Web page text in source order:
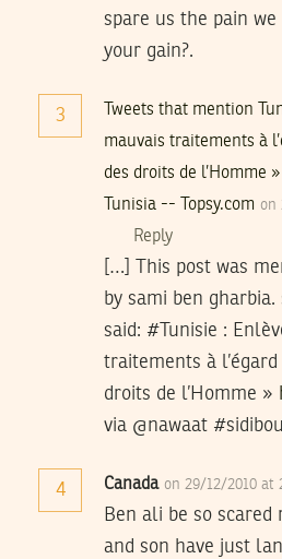
spare us the pain we
your gain?.
3
Tweets that mention
mauvais traitements à
des droits de l’Homme
Tunisia -- Topsy.com on
Reply
[…] This post was
by sami ben
said: #Tunisie :
traitements à
droits de l’Homme »
via @nawaat
4 Canada on 29/12/2010 at
Ben ali be so
and son have just